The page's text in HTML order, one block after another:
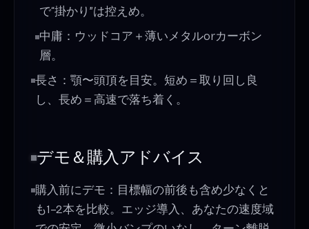
で“掛かり”は控えめ。
中庸：ウッドコア＋薄いメタルorカーボン
層。
長さ：顎〜頭頂を目安。短め＝取り回し良
し、長め＝高速で落ち着く。
デモ＆購入アドバイス
購入前にデモ：目標幅の前後も含め少なくと
も1–2本を比較。エッジ導入、あなたの速度域